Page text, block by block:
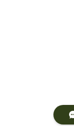
[USED] 中古レコー